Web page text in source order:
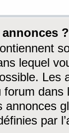
?
lequel
Les
forum dans
annonces
par